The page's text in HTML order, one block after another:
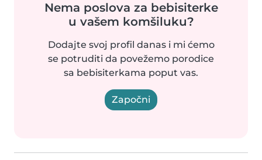
Nema poslova za bebisiterke
u vašem komšiluku?
Dodajte svoj profil danas i mi ćemo
se potruditi da povežemo porodice
sa bebisiterkama poput vas.
Započni